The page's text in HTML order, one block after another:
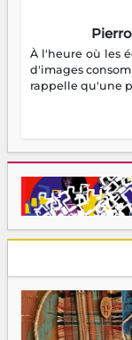
À l'heure où les
d'images
rappelle qu'une